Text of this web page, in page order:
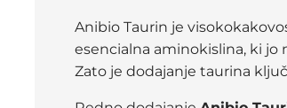
Anibio Taurin je
esencialna aminokislina, ki
Zato je dodajanje taurina